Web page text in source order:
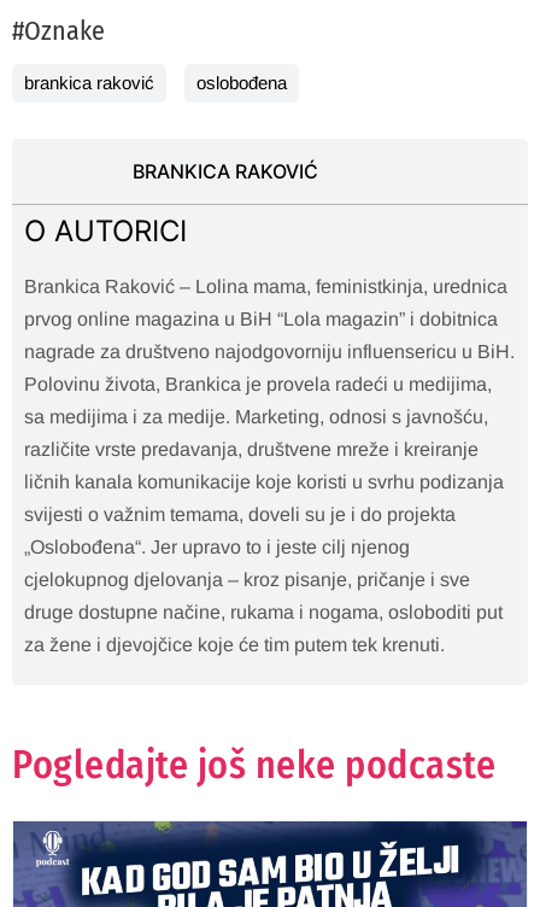
#Oznake
brankica raković oslobođena
BRANKICA RAKOVIĆ
O AUTORICI
Brankica Raković – Lolina mama, feministkinja, urednica
prvog online magazina u BiH “Lola magazin” i dobitnica
nagrade za društveno najodgovorniju influensericu u BiH.
Polovinu života, Brankica je provela radeći u medijima,
sa medijima i za medije. Marketing, odnosi s javnošću,
različite vrste predavanja, društvene mreže i kreiranje
ličnih kanala komunikacije koje koristi u svrhu podizanja
svijesti o važnim temama, doveli su je i do projekta
„Oslobođena“. Jer upravo to i jeste cilj njenog
cjelokupnog djelovanja – kroz pisanje, pričanje i sve
druge dostupne načine, rukama i nogama, osloboditi put
za žene i djevojčice koje će tim putem tek krenuti.
Pogledajte još neke podcaste